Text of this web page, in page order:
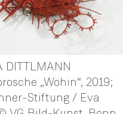
DITTLMANN
„Wohin“, 2019;
Stiftung / Eva